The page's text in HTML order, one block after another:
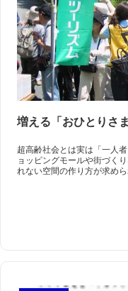
増える「おひとりさ
超高齢社会とは実は「一人
ョッピングモールや街づく
れない空間の作り方が求めら